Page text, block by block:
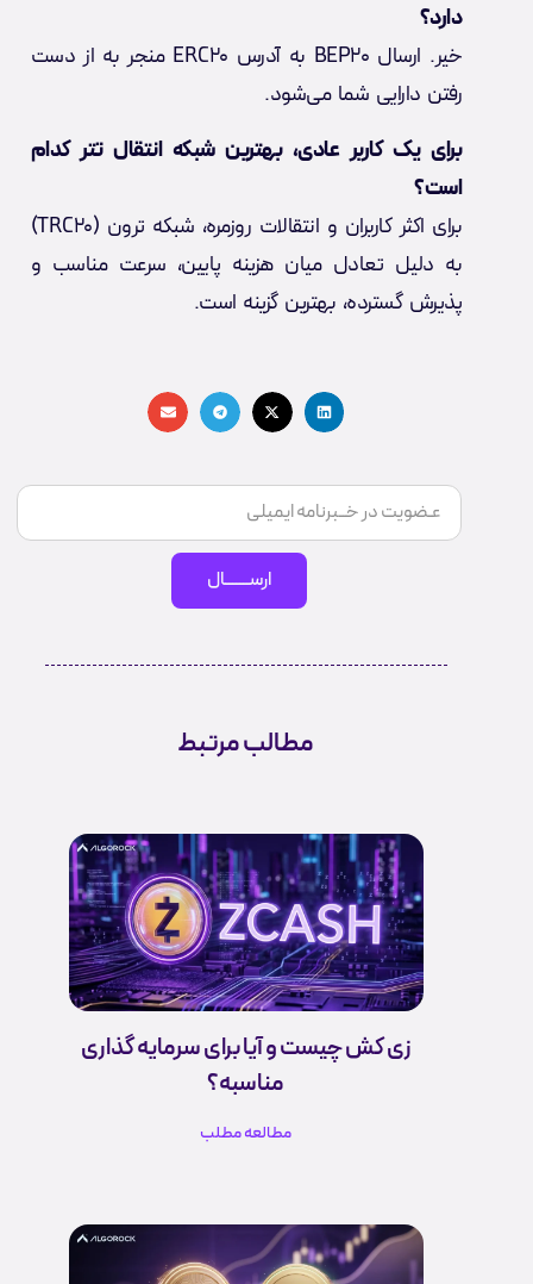
دارد؟
خیر. ارسال BEP20 به آدرس ERC20 منجر به از دست
رفتن دارایی شما می‌شود.
برای یک کاربر عادی، بهترین شبکه انتقال تتر کدام
است؟
برای اکثر کاربران و انتقالات روزمره، شبکه ترون (TRC20)
به دلیل تعادل میان هزینه پایین، سرعت مناسب و
پذیرش گسترده، بهترین گزینه است.
ارســـــــال
مطالب مرتبط
زی کش چیست و آیا برای سرمایه گذاری
مناسبه؟
مطالعه مطلب